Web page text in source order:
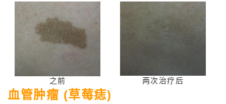
之前 两次治疗后
血管肿瘤 (草莓痣)